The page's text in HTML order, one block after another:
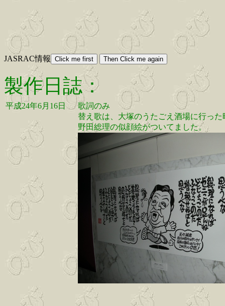
JASRAC情報
製作日誌：
平成24年6月16日
歌詞のみ
替え歌は、大塚のうたごえ酒場に行っ
野田総理の似顔絵がついてました。